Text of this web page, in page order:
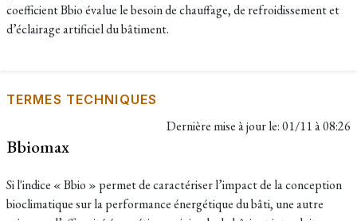
coefficient Bbio évalue le besoin de chauffage, de refroidissement et
d’éclairage artificiel du bâtiment.
TERMES TECHNIQUES
Dernière mise à jour le:01/11 à 08:26
Bbiomax
Si l'indice « Bbio » permet de caractériser l’impact de la conception
bioclimatique sur la performance énergétique du bâti, une autre